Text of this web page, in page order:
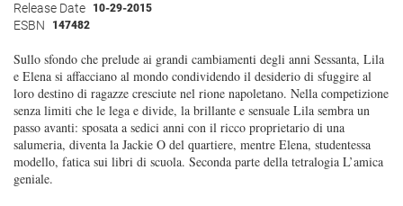
Release Date 10-29-2015
ESBN 147482
Sullo sfondo che prelude ai grandi cambiamenti degli anni Sessanta, Lila
e Elena si affacciano al mondo condividendo il desiderio di sfuggire al
loro destino di ragazze cresciute nel rione napoletano. Nella competizione
senza limiti che le lega e divide, la brillante e sensuale Lila sembra un
passo avanti: sposata a sedici anni con il ricco proprietario di una
salumeria, diventa la Jackie O del quartiere, mentre Elena, studentessa
modello, fatica sui libri di scuola. Seconda parte della tetralogia L’amica
geniale.